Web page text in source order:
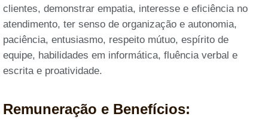
clientes, demonstrar empatia, interesse e eficiência no
atendimento, ter senso de organização e autonomia,
paciência, entusiasmo, respeito mútuo, espírito de
equipe, habilidades em informática, fluência verbal e
escrita e proatividade.
Remuneração e Benefícios: